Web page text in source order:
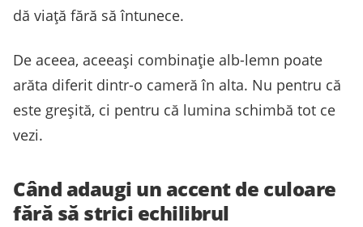
dă viață fără să întunece.
De aceea, aceeași combinație alb-lemn poate
arăta diferit dintr-o cameră în alta. Nu pentru că
este greșită, ci pentru că lumina schimbă tot ce
vezi.
Când adaugi un accent de culoare
fără să strici echilibrul